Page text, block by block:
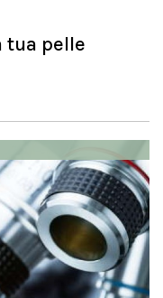
tua pelle